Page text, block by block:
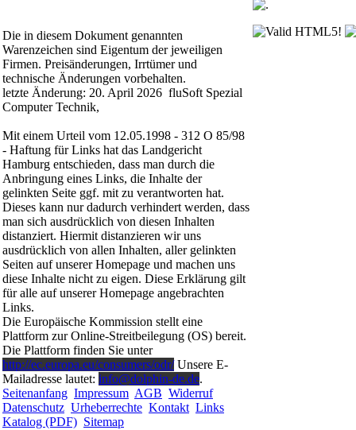
Die in diesem Dokument genannten
Warenzeichen sind Eigentum der jeweiligen
Firmen. Preisänderungen, Irrtümer und
technische Änderungen vorbehalten.
letzte Änderung: 20. April 2026 fluSoft Spezial
Computer Technik,
Mit einem Urteil vom 12.05.1998 - 312 O 85/98
- Haftung für Links hat das Landgericht
Hamburg entschieden, dass man durch die
Anbringung eines Links, die Inhalte der
gelinkten Seite ggf. mit zu verantworten hat.
Dieses kann nur dadurch verhindert werden, dass
man sich ausdrücklich von diesen Inhalten
distanziert. Hiermit distanzieren wir uns
ausdrücklich von allen Inhalten, aller gelinkten
Seiten auf unserer Homepage und machen uns
diese Inhalte nicht zu eigen. Diese Erklärung gilt
für alle auf unserer Homepage angebrachten
Links.
Die Europäische Kommission stellt eine
Plattform zur Online-Streitbeilegung (OS) bereit.
Die Plattform finden Sie unter
http://ec.europa.eu/consumers/odr/Unsere E-
Mailadresse lautet: info@dolphin-de.de.
Seitenanfang Impressum AGB Widerruf
Datenschutz Urheberrechte Kontakt Links
Katalog (PDF) Sitemap